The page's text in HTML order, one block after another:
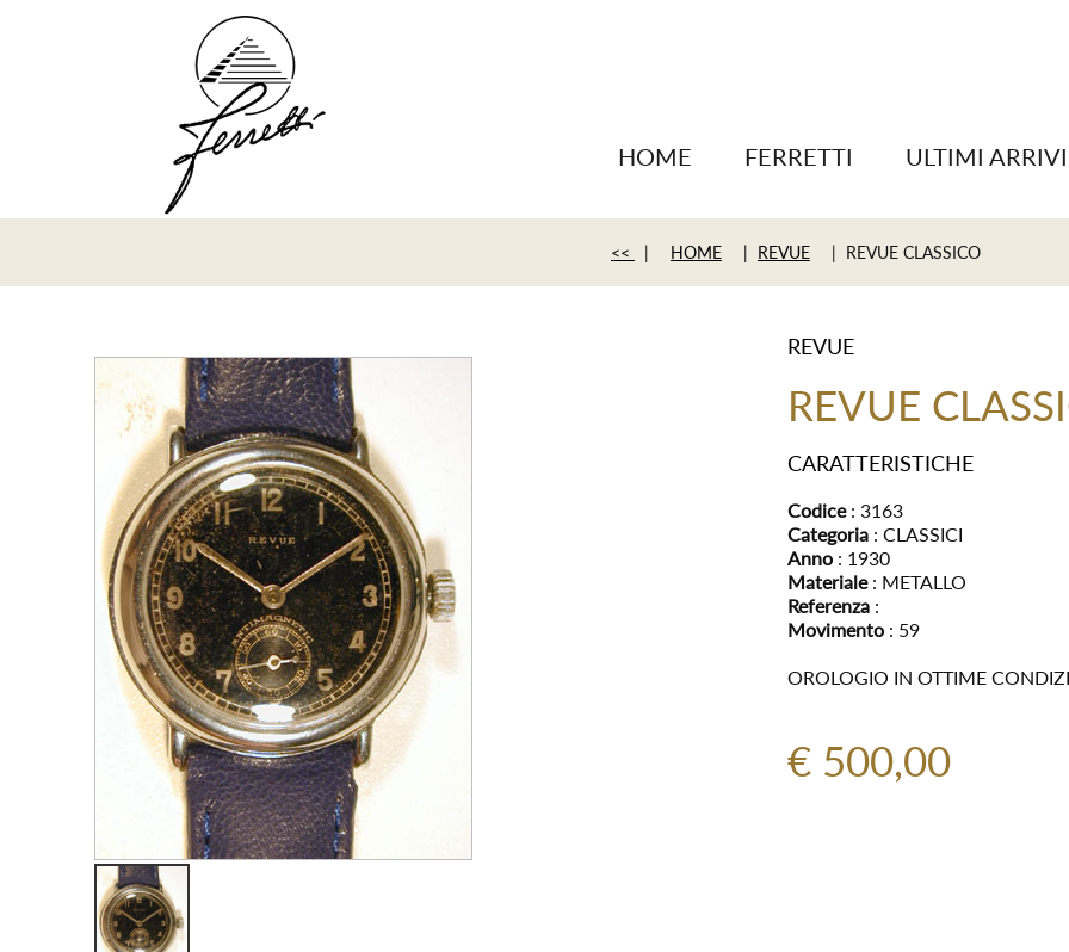
HOME FERRETTI ULTIMI ARRIVI
<< | HOME | REVUE | REVUE CLASSICO
REVUE
REVUE
CARATTERISTICHE
Codice: 3163
Categoria: CLASSICI
Anno: 1930
Materiale: METALLO
Referenza:
Movimento: 59
OROLOGIO IN OTTIME
€ 500,00